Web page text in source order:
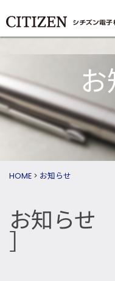
HOME > お知らせ
お知らせ
］